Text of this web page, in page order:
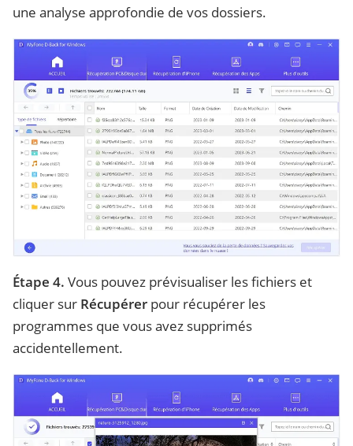
une analyse approfondie de vos dossiers.
Étape 4. Vous pouvez prévisualiser les fichiers et
cliquer sur Récupérer pour récupérer les
programmes que vous avez supprimés
accidentellement.